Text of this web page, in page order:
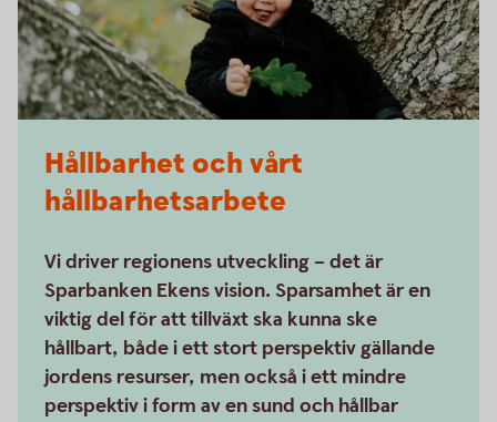
Hållbarhet och vårt
hållbarhetsarbete
Vi driver regionens utveckling – det är
Sparbanken Ekens vision. Sparsamhet är en
viktig del för att tillväxt ska kunna ske
hållbart, både i ett stort perspektiv gällande
jordens resurser, men också i ett mindre
perspektiv i form av en sund och hållbar